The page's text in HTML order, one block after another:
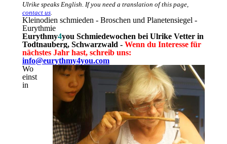
Ulrike speaks English. If you need a translation of this page,
contact us.
Kleinodien schmieden - Broschen und Planetensiegel -
Eurythmie
Eurythmy4you Schmiedewochen bei Ulrike Vetter in
Todtnauberg, Schwarzwald - Wenn du Interesse für
nächstes Jahr hast, schreib uns:
info@eurythmy4you.com
Wo
einst
in